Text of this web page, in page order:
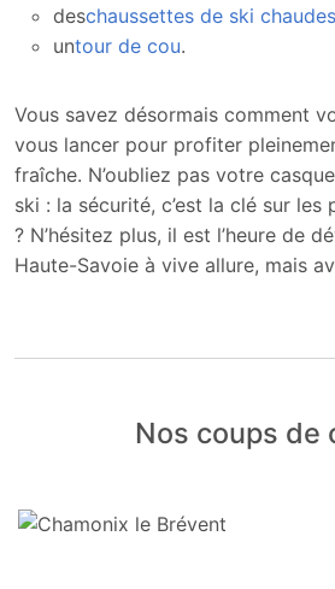
deschaussettes de ski chaudes
untour de cou.
Vous savez désormais comment
vous lancer pour profiter
fraîche. N’oubliez pas votre
ski : la sécurité, c’est la clé sur les
? N’hésitez plus, il est l’heure de
Haute-Savoie à vive allure, mais
Nos coups de